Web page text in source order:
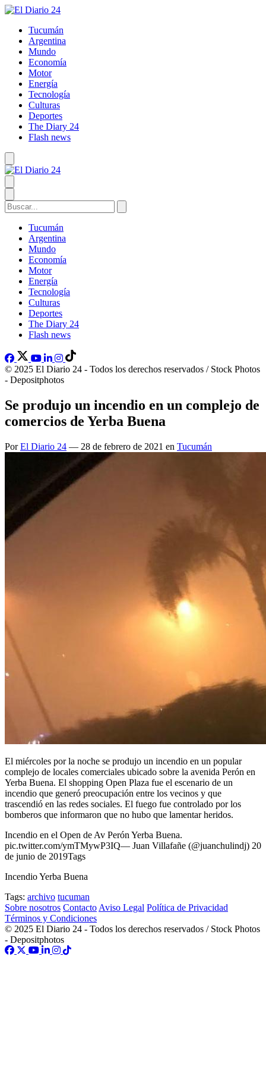
Tucumán
Argentina
Mundo
Economía
Motor
Energía
Tecnología
Culturas
Deportes
The Diary 24
Flash news
Tucumán
Argentina
Mundo
Economía
Motor
Energía
Tecnología
Culturas
Deportes
The Diary 24
Flash news
© 2025 El Diario 24 - Todos los derechos reservados / Stock Photos
- Depositphotos
Se produjo un incendio en un complejo de
comercios de Yerba Buena
PorEl Diario 24 — 28 de febrero de 2021 en Tucumán
El miércoles por la noche se produjo un incendio en un popular
complejo de locales comerciales ubicado sobre la avenida Perón en
Yerba Buena. El shopping Open Plaza fue el escenario de un
incendio que generó preocupación entre los vecinos y que
trascendió en las redes sociales. El fuego fue controlado por los
bomberos que informaron que no hubo que lamentar heridos.
Incendio en el Open de Av Perón Yerba Buena.
pic.twitter.com/ymTMywP3IQ— Juan Villafañe (@juanchulindj) 20
de junio de 2019Tags
Incendio Yerba Buena
Tags: archivo tucuman
Sobre nosotros Contacto Aviso Legal Política de Privacidad
Términos y Condiciones
© 2025 El Diario 24 - Todos los derechos reservados / Stock Photos
- Depositphotos